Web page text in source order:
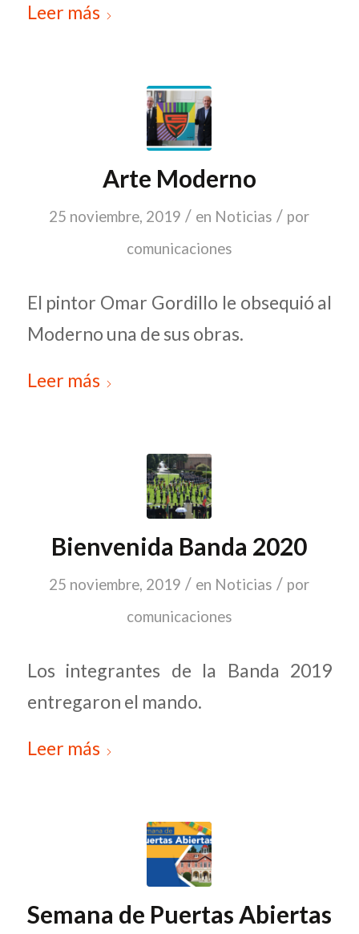
Leer más
Arte Moderno
25 noviembre, 2019 / en Noticias / por
comunicaciones
El pintor Omar Gordillo le obsequió al
Moderno una de sus obras.
Leer más
Bienvenida Banda 2020
25 noviembre, 2019 / en Noticias / por
comunicaciones
Los integrantes de la Banda 2019
entregaron el mando.
Leer más
Semana de Puertas Abiertas